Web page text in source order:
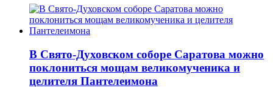
В Свято-Духовском соборе Саратова можно
поклониться мощам великомученика и
целителя Пантелеимона